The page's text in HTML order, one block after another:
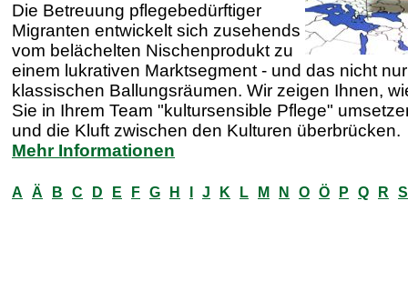
Die Betreuung pflegebedürftiger
Migranten entwickelt sich zusehends
vom belächelten Nischenprodukt zu
einem lukrativen Marktsegment - und das nicht
klassischen Ballungsräumen. Wir zeigen Ihnen,
Sie in Ihrem Team "kultursensible Pflege"
und die Kluft zwischen den Kulturen überbrücken.
Mehr Informationen
A Ä B C D E F G H J K L M N O Ö P Q R S